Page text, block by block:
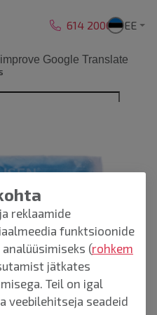
juurde
614 2000
EE
Google Translate
reklaamide
funktsioonide
(rohkem
jätkates
Teil on igal
veebilehitseja seadeid